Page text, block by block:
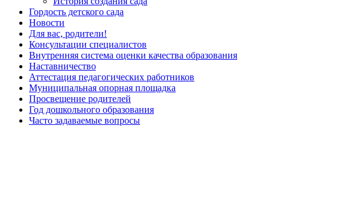
Гордость детского сада
Новости
Для вас, родители!
Консультации специалистов
Внутренняя система оценки качества образования
Наставничество
Аттестация педагогических работников
Муниципальная опорная площадка
Просвещение родителей
Год дошкольного образования
Часто задаваемые вопросы